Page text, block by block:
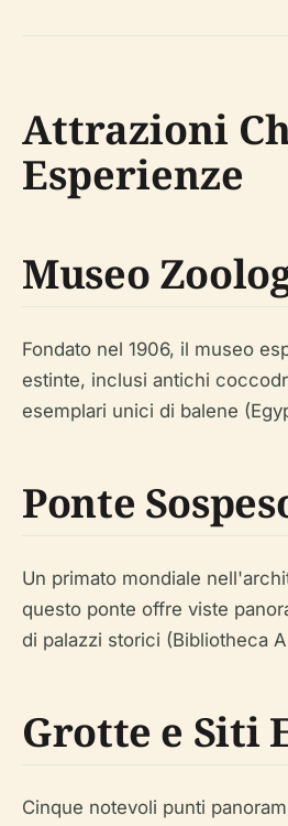
Attrazioni
Esperienze
Museo
Fondato nel 1906, il museo
estinte, inclusi antichi
esemplari unici di balene
Ponte
Un primato mondiale
questo ponte offre viste
di palazzi storici (Bibliotheca
Grotte e Siti
Cinque notevoli punti